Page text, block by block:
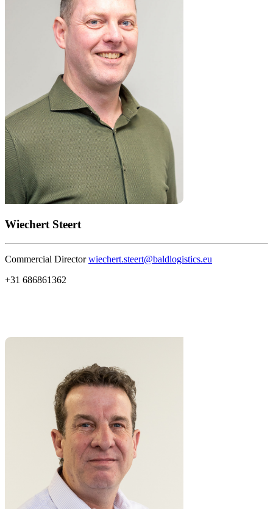
Wiechert Steert
Commercial Directorwiechert.steert@baldlogistics.eu
+31 686861362